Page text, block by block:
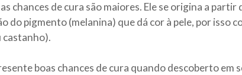
chances de cura são maiores. Ele se origina a partir
do pigmento (melanina) que dá cor à pele, por isso
castanho).
boas chances de cura quando descoberto em